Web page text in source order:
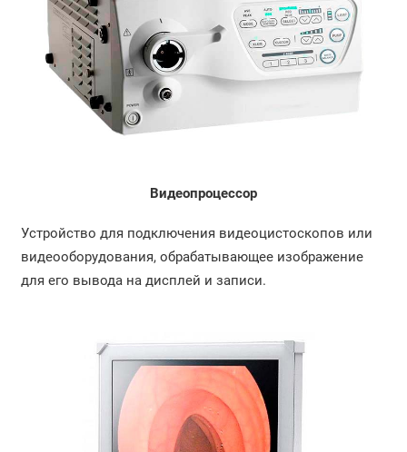
Видеопроцессор
Устройство для подключения видеоцистоскопов или
видеооборудования, обрабатывающее изображение
для его вывода на дисплей и записи.